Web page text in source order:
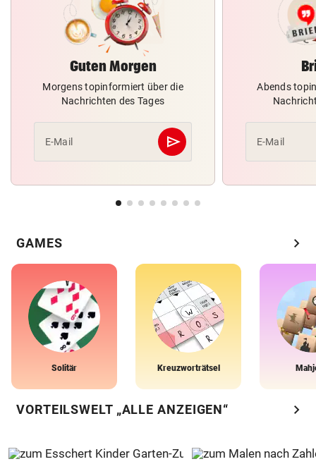
Guten Morgen
Morgens topinformiert über die
Nachrichten des Tages
E-Mail send
Abschicken
Abends
E-Mail
GAMES chevron_right
Solitär Kreuzworträtsel
VORTEILSWELT „ALLE ANZEIGEN“ chevron_right